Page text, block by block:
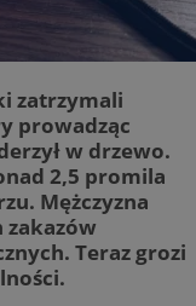
zatrzymali
prowadząc
w drzewo.
2,5 promila
Mężczyzna
zakazów
Teraz grozi